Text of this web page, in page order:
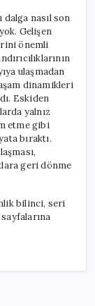
dalga nasıl son
Gelişen
önemli
ulaşmadan
dinamikleri
Eskiden
yalnız
etme gibi
bıraktı.
geri dönme
bilinci, seri